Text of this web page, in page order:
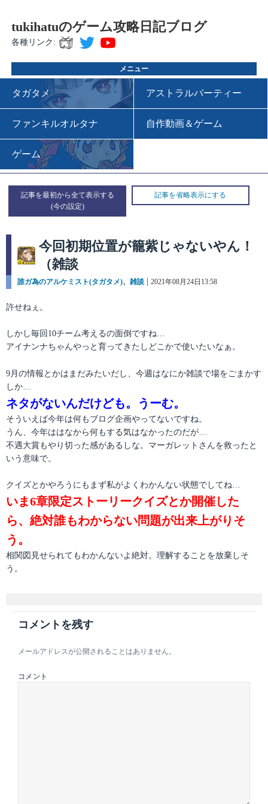
tukihatuのゲーム攻略日記ブログ
各種リンク:
メニュー
タガタメ アストラルパーティー
ファンキルオルタナ 自作動画＆ゲーム
ゲーム
記事を最初から全て表示する 記事を省略表示にする
今回初期位置が籠紫じゃないやん！
（雑談
カ
ゴ
誰ガ為のアルケミスト(タガタメ)、 雑談
投
2021年08月24日13:58
許せねぇ。
しかし毎回10チーム考えるの面倒ですね…
アイナンナちゃんやっと育ってきたしどこかで使いたいなぁ。
9月の情報とかはまだみたいだし、今週はなにか雑談で場をごまかす
しか…
ネタがないんだけども。うーむ。
そういえば今年は何もブログ企画やってないですね。
うん、今年ははなから何もする気はなかったのだが…
不遇大賞もやり切った感があるしな。マーガレットさんを救ったと
いう意味で。
クイズとかやろうにもまず私がよくわかんない状態でしてね…
いま6章限定ストーリークイズとか開催した
ら、絶対誰もわからない問題が出来上がりそ
う。
相関図見せられてもわかんないよ絶対。理解することを放棄しそ
う。
コメントを残す
メールアドレスが公開されることはありません。
コメント